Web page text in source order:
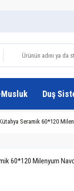
Duş
Seramik 60*120